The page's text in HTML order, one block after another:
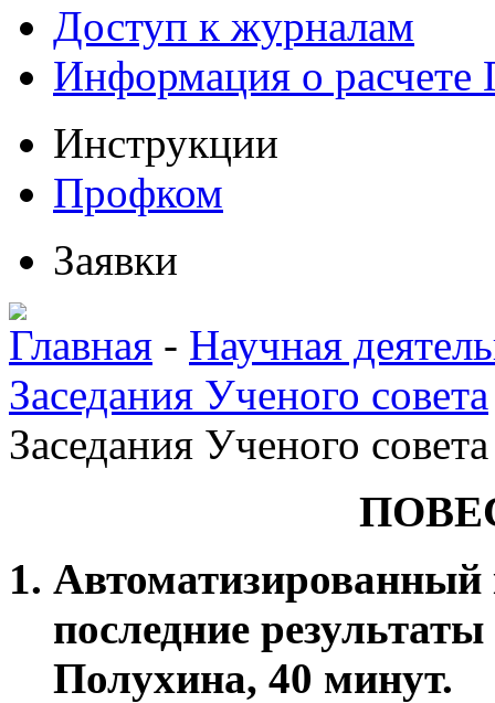
Доступ к журналам
Информация о
Инструкции
Профком
Заявки
Главная - Научная
Заседания Ученого совета
Заседания Ученого
последние
Полухина, 40 минут.